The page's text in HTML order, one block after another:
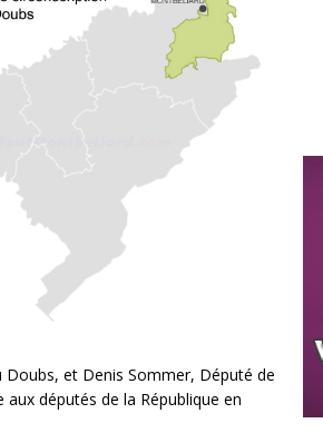
et Denis Sommer, Député de
députés de la République en